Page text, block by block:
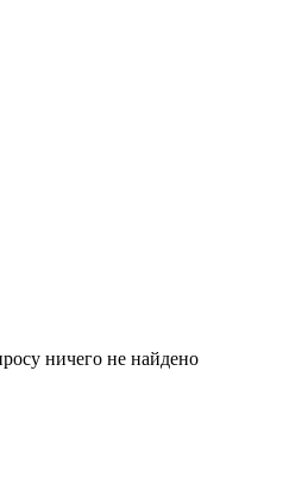
ничего не найдено